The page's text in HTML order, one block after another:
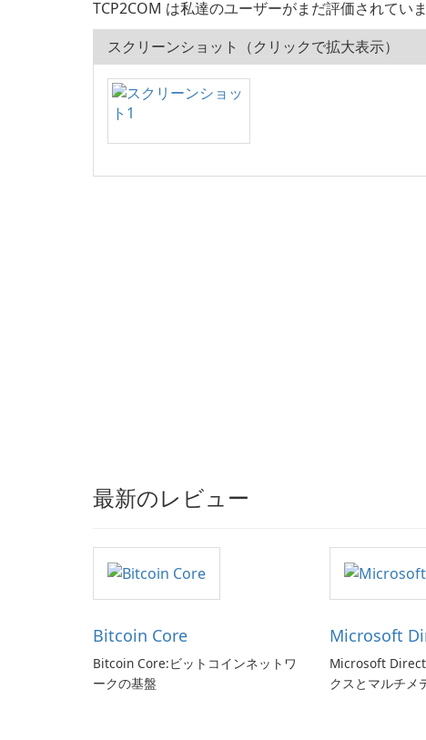
TCP2COM は私達のユーザーがまだ評価されていま
スクリーンショット（クリックで拡大表示）
最新のレビュー
Bitcoin Core
Bitcoin Core:ビットコインネットワ
ークの基盤
Microsoft
Microsoft
クスとマルチメ